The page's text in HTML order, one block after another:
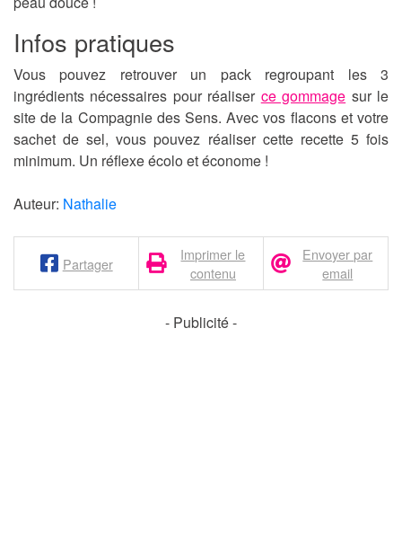
Infos pratiques
Vous pouvez retrouver un pack regroupant les 3
ingrédients nécessaires pour réaliser ce gommage sur le
site de la Compagnie des Sens. Avec vos flacons et votre
sachet de sel, vous pouvez réaliser cette recette 5 fois
minimum. Un réflexe écolo et économe !
Auteur: Nathalie
Partager
Imprimer le
contenu
Envoyer par
email
- Publicité -